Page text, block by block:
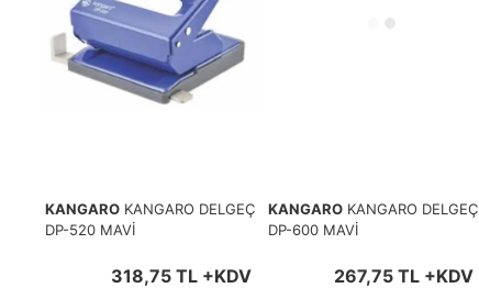
KANGARO KANGARO DELGEÇ
DP-520 MAVİ
318,75 TL+KDV
KANGARO KANGARO DELGEÇ
DP-600 MAVİ
267,75 TL +KDV